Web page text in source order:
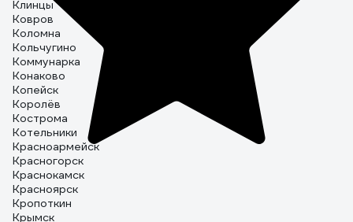
Клинцы
Ковров
Коломна
Кольчугино
Коммунарка
Конаково
Копейск
Королёв
Кострома
Котельники
Красноармейск
Красногорск
Краснокамск
Красноярск
Кропоткин
Крымск